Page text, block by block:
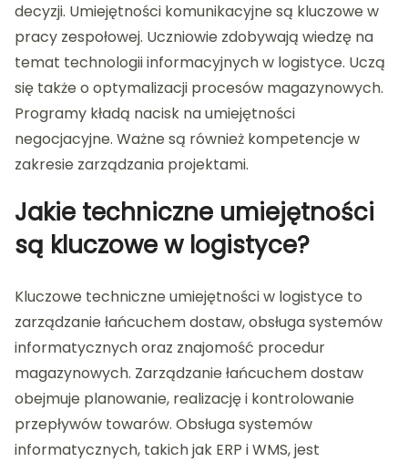
decyzji. Umiejętności komunikacyjne są kluczowe w
pracy zespołowej. Uczniowie zdobywają wiedzę na
temat technologii informacyjnych w logistyce. Uczą
się także o optymalizacji procesów magazynowych.
Programy kładą nacisk na umiejętności
negocjacyjne. Ważne są również kompetencje w
zakresie zarządzania projektami.
Jakie techniczne umiejętności
są kluczowe w logistyce?
Kluczowe techniczne umiejętności w logistyce to
zarządzanie łańcuchem dostaw, obsługa systemów
informatycznych oraz znajomość procedur
magazynowych. Zarządzanie łańcuchem dostaw
obejmuje planowanie, realizację i kontrolowanie
przepływów towarów. Obsługa systemów
informatycznych, takich jak ERP i WMS, jest